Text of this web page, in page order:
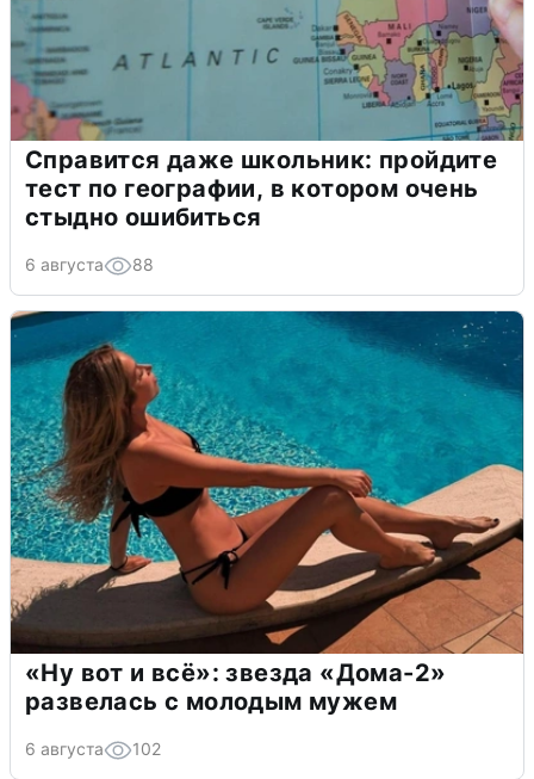
Справится даже школьник: пройдите
тест по географии, в котором очень
стыдно ошибиться
6 августа 88
«Ну вот и всё»: звезда «Дома-2»
развелась с молодым мужем
6 августа 102